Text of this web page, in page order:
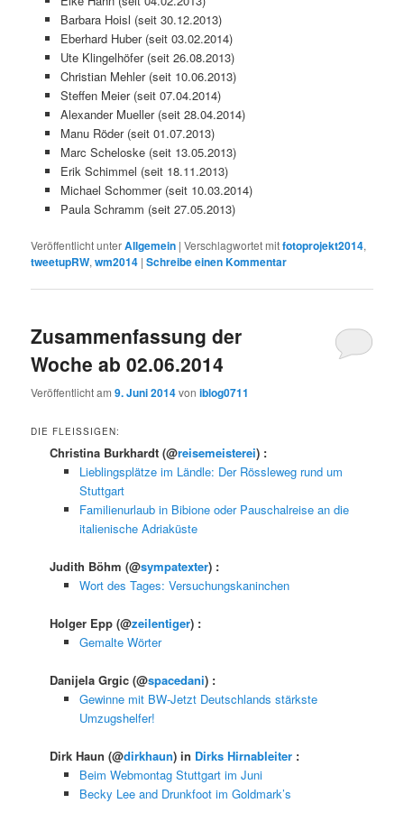
Barbara Hoisl (seit 30.12.2013)
Eberhard Huber (seit 03.02.2014)
Ute Klingelhöfer (seit 26.08.2013)
Christian Mehler (seit 10.06.2013)
Steffen Meier (seit 07.04.2014)
Alexander Mueller (seit 28.04.2014)
Manu Röder (seit 01.07.2013)
Marc Scheloske (seit 13.05.2013)
Erik Schimmel (seit 18.11.2013)
Michael Schommer (seit 10.03.2014)
Paula Schramm (seit 27.05.2013)
Veröffentlicht unterAllgemein |Verschlagwortet mitfotoprojekt2014,
tweetupRW,wm2014 |Schreibe einen Kommentar
Zusammenfassung der
Woche ab 02.06.2014
Veröffentlicht am9. Juni 2014voniblog0711
DIE FLEISSIGEN:
Christina Burkhardt(@reisemeisterei) :
Lieblingsplätze im Ländle: Der Rössleweg rund um
Stuttgart
Familienurlaub in Bibione oder Pauschalreise an die
italienische Adriaküste
Judith Böhm(@sympatexter) :
Wort des Tages: Versuchungskaninchen
Holger Epp(@zeilentiger) :
Gemalte Wörter
Danijela Grgic(@spacedani) :
Gewinne mit BW-Jetzt Deutschlands stärkste
Umzugshelfer!
Dirk Haun(@dirkhaun) in Dirks Hirnableiter :
Beim Webmontag Stuttgart im Juni
Becky Lee and Drunkfoot im Goldmark’s